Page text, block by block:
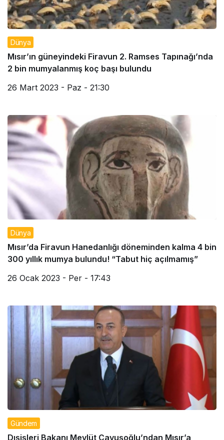
Dünya
Mısır’ın güneyindeki Firavun 2. Ramses Tapınağı’nda
2 bin mumyalanmış koç başı bulundu
26 Mart 2023 - Paz - 21:30
Dünya
Mısır’da Firavun Hanedanlığı döneminden kalma 4 bin
300 yıllık mumya bulundu! “Tabut hiç açılmamış”
26 Ocak 2023 - Per - 17:43
Gündem
Dışişleri Bakanı Mevlüt Çavuşoğlu’ndan Mısır’a